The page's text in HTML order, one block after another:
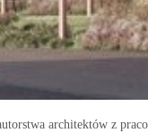
architektów z